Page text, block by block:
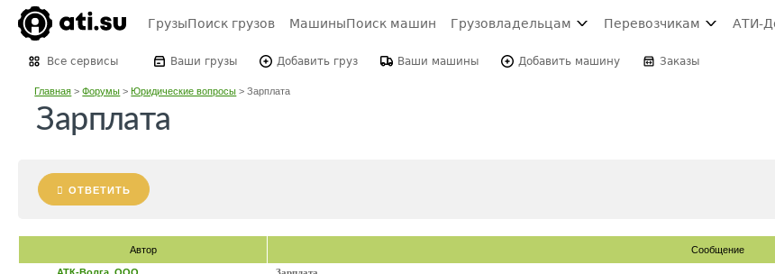
ГрузыПоиск грузов МашиныПоиск машин Грузовладельцам Перевозчикам АТИ-
Все сервисы Ваши грузы Добавить груз Ваши машины Добавить машину Заказы
Главная >Форумы >Юридические вопросы >Зарплата
Зарплата
ОТВЕТИТЬ
Автор Сообщение